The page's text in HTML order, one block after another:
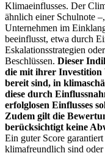
Klimaeinflusses. Der
ähnlich einer Schulnote
Unternehmen im
beeinflusst, etwa durch
Eskalationsstrategien
Beschlüssen. Dieser
die mit ihrer Investition
bereit sind, in
diese durch
erfolglosen Einflusses
Zudem gilt die
berücksichtigt keine
Ein guter Score
klimafreundlich sind oder